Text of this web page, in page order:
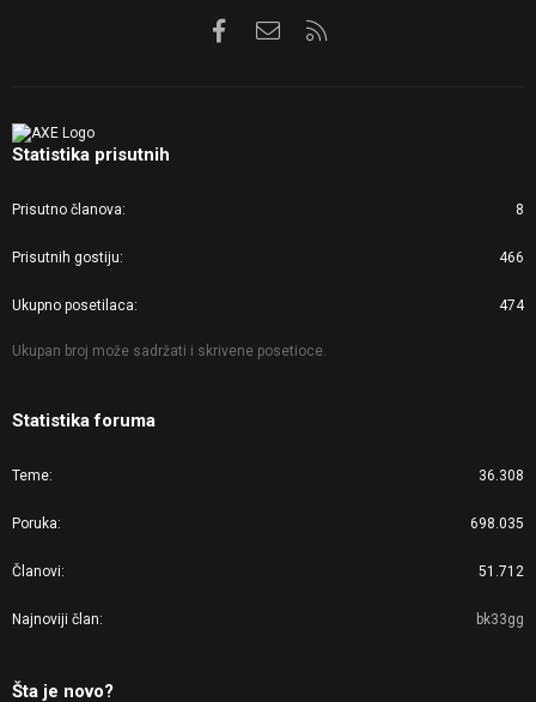
FacebookKontaktirajte nas
Statistika prisutnih
Prisutno članova 8
Prisutnih gostiju 466
Ukupno posetilaca 474
Ukupan broj može sadržati i skrivene posetioce.
Statistika foruma
Teme 36.308
Poruka 698.035
Članovi 51.712
Najnoviji član bk33gg
Šta je novo?